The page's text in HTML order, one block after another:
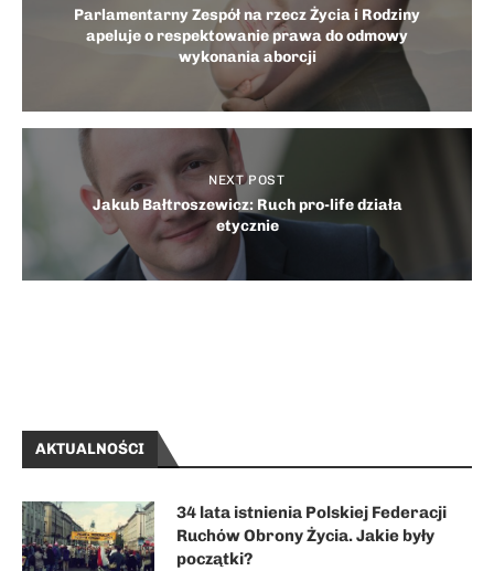
Parlamentarny Zespół na rzecz Życia i Rodziny
apeluje o respektowanie prawa do odmowy
wykonania aborcji
NEXT POST
Jakub Bałtroszewicz: Ruch pro-life działa
etycznie
AKTUALNOŚCI
34 lata istnienia Polskiej Federacji
Ruchów Obrony Życia. Jakie były
początki?